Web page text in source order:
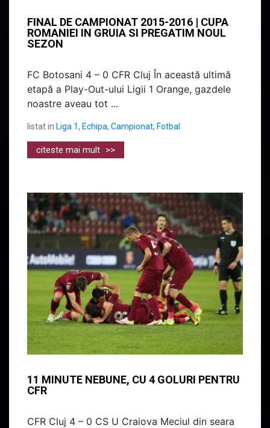
FINAL DE CAMPIONAT 2015-2016 | CUPA
ROMANIEI IN GRUIA SI PREGATIM NOUL
SEZON
FC Botosani 4 – 0 CFR Cluj În această ultimă
etapă a Play-Out-ului Ligii 1 Orange, gazdele
noastre aveau tot ...
listat in Liga 1, Echipa, Campionat, Fotbal
citeste mai mult >>
11 MINUTE NEBUNE, CU 4 GOLURI PENTRU
CFR
CFR Cluj 4 – 0 CS U Craiova Meciul din seara